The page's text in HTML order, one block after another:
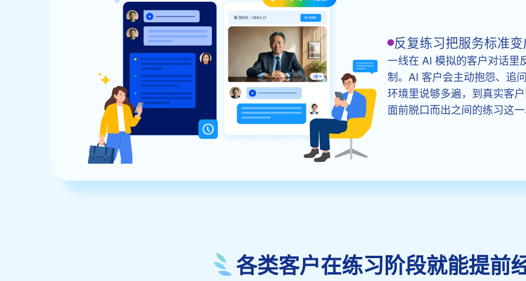
反复练习把服务标准
一线在 AI 模拟的客户对话里
制。AI 客户会主动抱怨、追
环境里说够多遍，到真实客
面前脱口而出之间的练习这
各类客户在练习阶段就能提前